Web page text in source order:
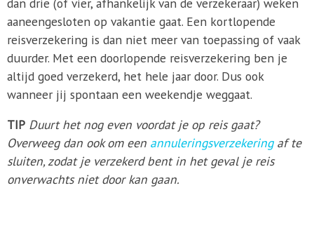
aaneengesloten op vakantie gaat. Een kortlopende
reisverzekering is dan niet meer van toepassing of vaak
duurder. Met een doorlopende reisverzekering ben je
altijd goed verzekerd, het hele jaar door. Dus ook
wanneer jij spontaan een weekendje weggaat.
TIP Duurt het nog even voordat je op reis gaat?
Overweeg dan ook om een annuleringsverzekeringaf te
sluiten, zodat je verzekerd bent in het geval je reis
onverwachts niet door kan gaan.